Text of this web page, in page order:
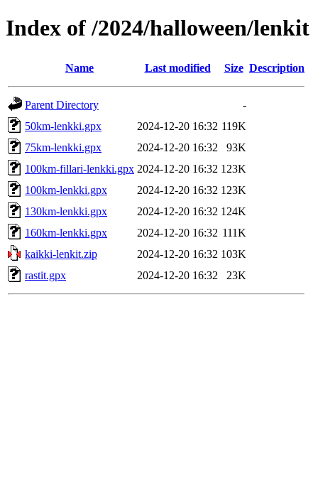
Index of /2024/halloween/lenkit
Name Last modified Size Description
Parent Directory
-
50km-lenkki.gpx
2024-12-20 16:32 119K
75km-lenkki.gpx
2024-12-20 16:32
93K
100km-fillari-lenkki.gpx 2024-12-20 16:32 123K
100km-lenkki.gpx
2024-12-20 16:32 123K
130km-lenkki.gpx
2024-12-20 16:32 124K
160km-lenkki.gpx
2024-12-20 16:32 111K
kaikki-lenkit.zip
2024-12-20 16:32 103K
rastit.gpx
2024-12-20 16:32 23K